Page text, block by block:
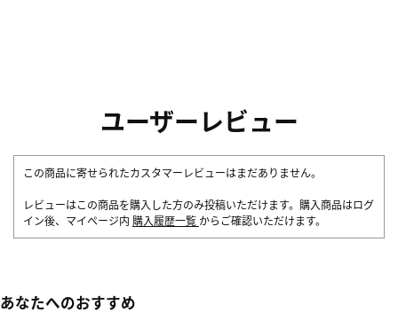
ユーザーレビュー
この商品に寄せられたカスタマーレビューはまだありません。
レビューはこの商品を購入した方のみ投稿いただけます。購入商品はログ
イン後、マイページ内 購入履歴一覧 からご確認いただけます。
あなたへのおすすめ